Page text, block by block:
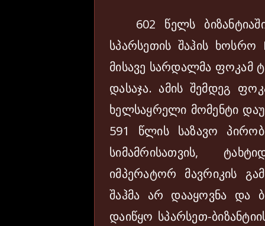
602 წელს
სპარსეთის შაჰის ხოსრო
მისავე სარდალმა ფოკამ
დასაჯა. ამის შემდეგ
ხელსაყრელი მომენტი
591 წლის საზავო
სიმამრისათვის,
იმპერატორ მავრიკის
შაჰმა არ დააყოვნა და
დაიწყო სპარსეთ-